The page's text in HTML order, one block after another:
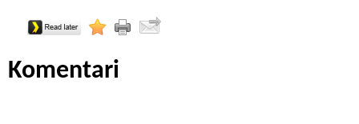
Komentari